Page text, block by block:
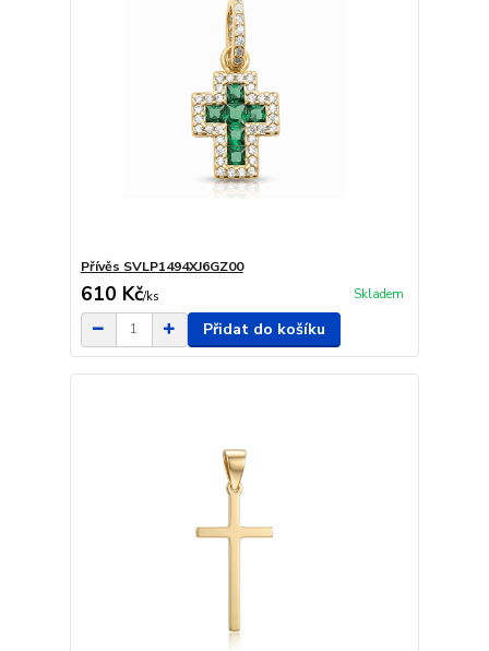
Přívěs SVLP1494XJ6GZ00
610 Kč/ks Skladem
Přidat do košíku